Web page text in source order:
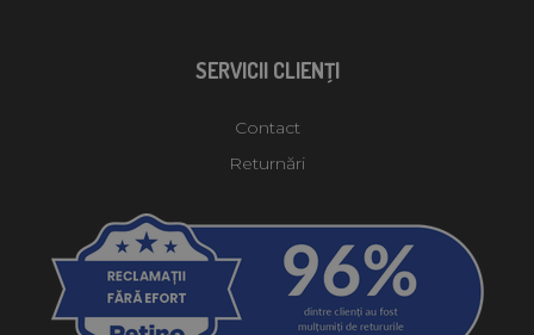
SERVICII CLIENŢI
Contact
Returnări